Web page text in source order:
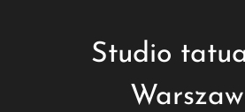
Studio